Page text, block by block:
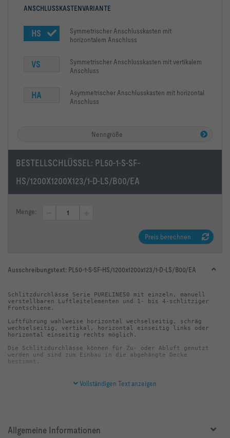
ANSCHLUSSKASTENVARIANTE
HS
Symmetrischer Anschlusskasten mit
horizontalem Anschluss
VS
Symmetrischer Anschlusskasten mit vertikalem
Anschluss
HA
Asymmetrischer Anschlusskasten mit horizontal
Anschluss
Nenngröße
BESTELLSCHLÜSSEL: PL50-1-S-SF-
HS/1200X1200X123/1-D-LS/B00/EA
Menge:
Preis berechnen
Ausschreibungstext: PL50-1-S-SF-HS/1200x1200x123/1-D-LS/B00/EA
Schlitzdurchlässe Serie PURELINE50 mit einzeln, manuell
verstellbaren Luftleitelementen und 1- bis 4-schlitziger
Luftführung wahlweise horizontal wechselseitig, schräg
wechselseitig, vertikal, horizontal einseitig links oder
Die Schlitzdurchlässe können für Zu- oder Abluft genutzt
werden und sind zum Einbau in die abgehängte Decke
bestimmt.
Die Anschlussstutzen beim symmetrischen Anschlusskasten
Vollständigen Text anzeigen
Allgemeine Informationen